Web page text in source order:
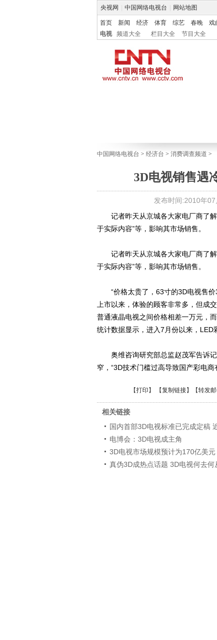
央视网 中国网络电视台 网站地图
首页 新闻 经济 体育 综艺 春晚 戏
电视
频道大全 栏目大全 节目大全
中国网络电视台 > 经济台 > 消费调查频道 >
3D电视销售遇
发布时间:2010年
记者昨天从京城各大家电厂商了解
于实际内容”等，影响其市场销售。
记者昨天从京城各大家电厂商了解
于实际内容”等，影响其市场销售。
“价格太贵了，63寸的3D电视售价
上市以来，体验的顾客非常多，但成
普通液晶电视之间价格相差一万元，
统计数据显示，进入7月份以来，LED
奥维咨询研究部总监赵茂军告诉记
窄，“3D技术门槛过高导致国产彩电
【打印 】 【复制链接】【转发
相关链接
国内首部3D电视标准已完成定稿
电博会：3D电视成主角
3D电视市场规模预计为170亿美元
真伪3D成热点话题 3D电视何去何